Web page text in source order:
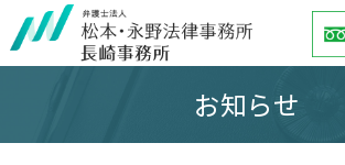
お知らせ